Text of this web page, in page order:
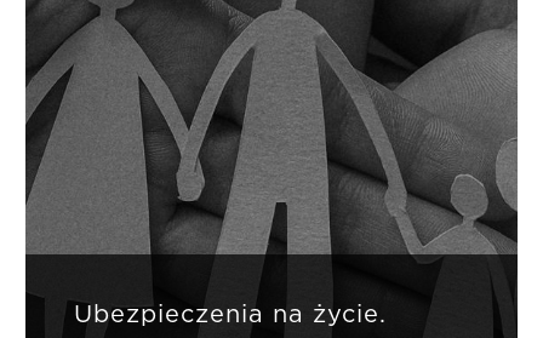
Ubezpieczenia na życie.